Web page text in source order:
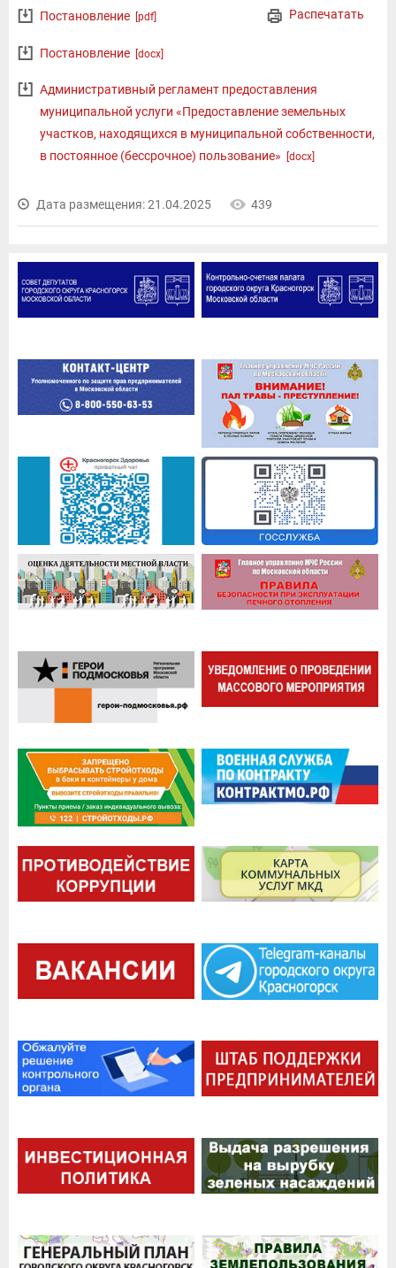
Распечатать
Постановление [pdf]
Постановление [docx]
Административный регламент предоставления
муниципальной услуги «Предоставление земельных
участков, находящихся в муниципальной собственности,
в постоянное (бессрочное) пользование»
[docx]
Дата размещения: 21.04.2025 439